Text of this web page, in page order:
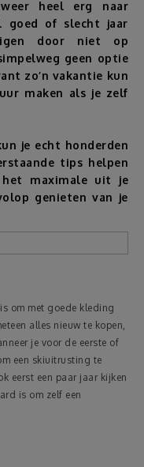
heel erg naar
goed of slecht jaar
door niet op
geen optie
zo’n vakantie kun
maken als je zelf
je echt honderden
tips helpen
maximale uit je
genieten van je
om met goede kleding
alles nieuw te kopen,
je voor de eerste of
een skiuitrusting te
eerst een paar jaar kijken
is om zelf een